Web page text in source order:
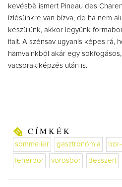
kevésbè ismert Pineau des
ízlésünkre van bízva, de ha nem
készülünk, akkor legyünk
italt. A szénsav ugyanis képes rá,
hamvainkból akár egy
vacsorakiképzés után is.
CÍMKÉK
sommelier gasztronómia
fehérbor vörösbor desszert